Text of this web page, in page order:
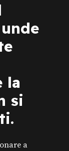
la
si
a